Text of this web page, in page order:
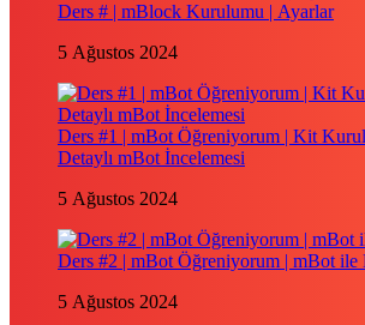
Ders # | mBlock Kurulumu | Ayarlar
5 Ağustos 2024
Ders #1 | mBot Öğreniyorum | Kit
Detaylı mBot İncelemesi
5 Ağustos 2024
Ders #2 | mBot Öğreniyorum | mBot ile
5 Ağustos 2024